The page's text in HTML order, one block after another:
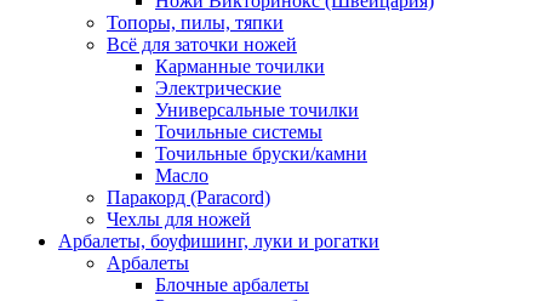
Топоры, пилы, тяпки
Всё для заточки ножей
Карманные точилки
Электрические
Универсальные точилки
Точильные системы
Точильные бруски/камни
Масло
Паракорд (Paracord)
Чехлы для ножей
Арбалеты, боуфишинг, луки и рогатки
Арбалеты
Блочные арбалеты